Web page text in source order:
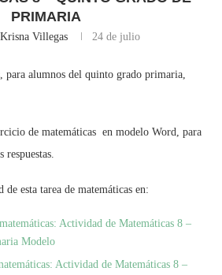
PRIMARIA
Krisna Villegas 24 de julio
para alumnos del quinto grado primaria,
de matemáticas en modelo Word, para
esta tarea de matemáticas en:
Actividad de Matemáticas 8 –
Modelo
Actividad de Matemáticas 8 –